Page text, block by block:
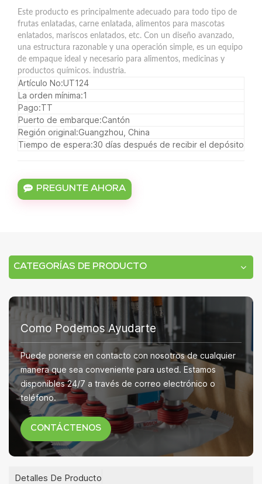
Este producto es principalmente adecuado para todo tipo de
frutas enlatadas, carne enlatada, alimentos para mascotas
enlatados, mariscos enlatados, etc. Con un diseño avanzado,
una estructura razonable y una operación simple, es un equipo
de empaque ideal y necesario para alimentos, medicinas y
productos químicos. industria.
Artículo No:UT124
La orden mínima:1
Pago:TT
Puerto de embarque:Cantón
Región original:Guangzhou, China
Tiempo de espera:30 días después de recibir el depósito
PREGUNTE AHORA
CATEGORÍAS DE PRODUCTO
Como Podemos Ayudarte
Puede ponerse en contacto con nosotros de cualquier
manera que sea conveniente para usted. Estamos
disponibles 24/7 a través de correo electrónico o
teléfono.
CONTÁCTENOS
Detalles De Producto